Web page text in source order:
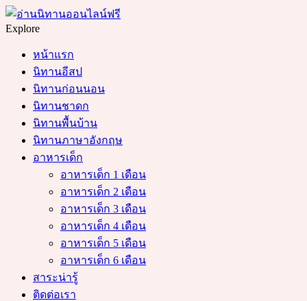
Menu
Search
Explore
หน้าแรก
นิทานอีสป
นิทานก่อนนอน
นิทานชาดก
นิทานพื้นบ้าน
นิทานภาษาอังกฤษ
อาหารเด็ก
อาหารเด็ก 1 เดือน
อาหารเด็ก 2 เดือน
อาหารเด็ก 3 เดือน
อาหารเด็ก 4 เดือน
อาหารเด็ก 5 เดือน
อาหารเด็ก 6 เดือน
สาระน่ารู้
ติดต่อเรา